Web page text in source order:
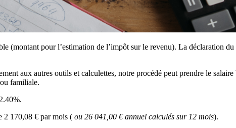
(montant pour l’estimation de l’impôt sur le revenu). La déclaration
aux autres outils et calculettes, notre procédé peut prendre le
familiale.
2 170,08 € par mois ( ou 26 041,00 € annuel calculés sur 12 mois).